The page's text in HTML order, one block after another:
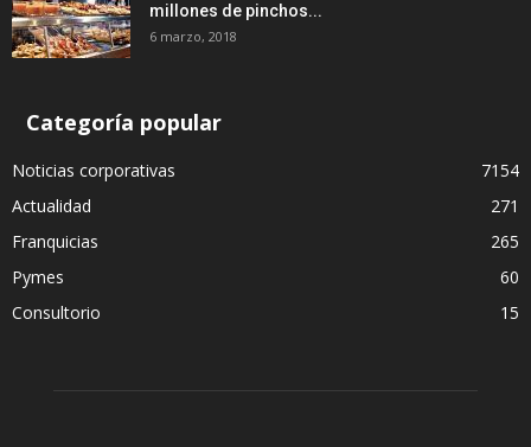
millones de pinchos...
6 marzo, 2018
Categoría popular
Noticias corporativas
7154
Actualidad
271
Franquicias
265
Pymes
60
Consultorio
15